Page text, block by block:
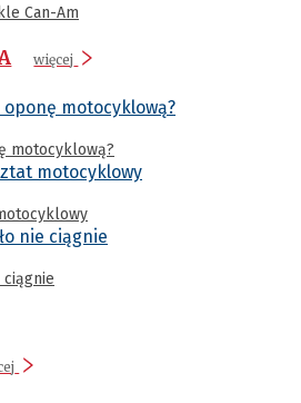
Can-Am
więcej
motocyklową?